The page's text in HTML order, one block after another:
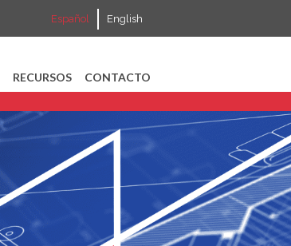
Español English
RECURSOS CONTACTO